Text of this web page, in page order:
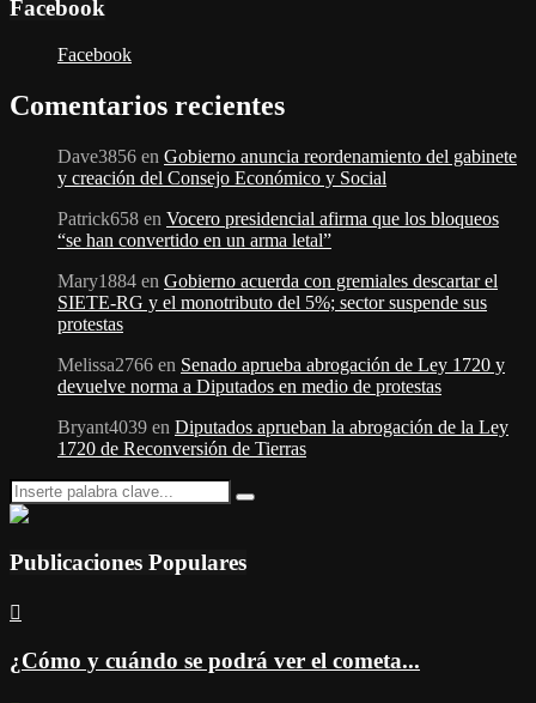
Facebook
Facebook
Comentarios recientes
Dave3856 en Gobierno anuncia reordenamiento del gabinete
y creación del Consejo Económico y Social
Patrick658 en Vocero presidencial afirma que los bloqueos
“se han convertido en un arma letal”
Mary1884 en Gobierno acuerda con gremiales descartar el
SIETE-RG y el monotributo del 5%; sector suspende sus
protestas
Melissa2766 en Senado aprueba abrogación de Ley 1720 y
devuelve norma a Diputados en medio de protestas
Bryant4039 en Diputados aprueban la abrogación de la Ley
1720 de Reconversión de Tierras
Search
for:
Search
Publicaciones Populares
¿Cómo y cuándo se podrá ver el cometa...